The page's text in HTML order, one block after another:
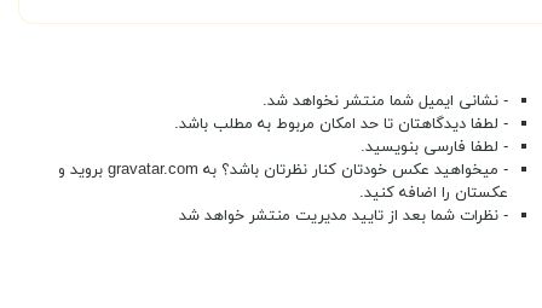
- نشانی ایمیل شما منتشر نخواهد شد.
- لطفا دیدگاهتان تا حد امکان مربوط به مطلب باشد.
- لطفا فارسی بنویسید.
- میخواهید عکس خودتان کنار نظرتان باشد؟ به gravatar.com بروید و
عکستان را اضافه کنید.
- نظرات شما بعد از تایید مدیریت منتشر خواهد شد